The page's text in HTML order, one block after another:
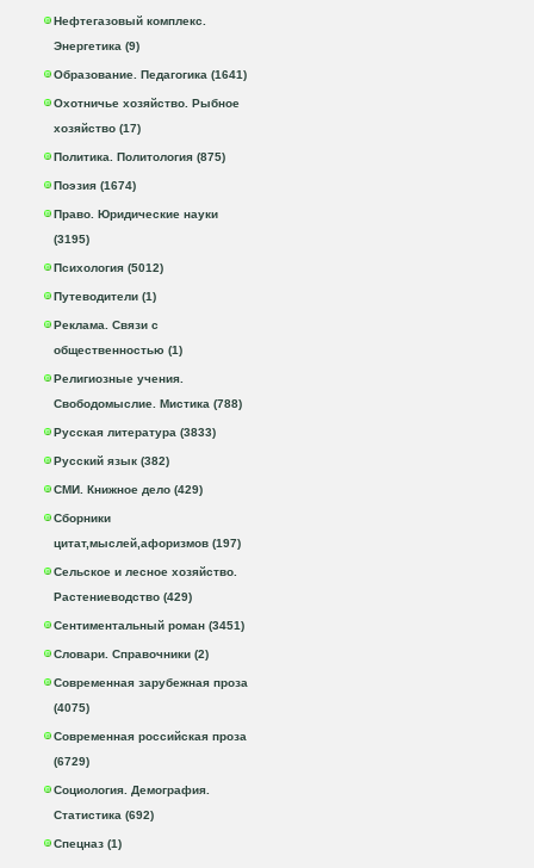
Нефтегазовый комплекс.
Энергетика (9)
Образование. Педагогика (1641)
Охотничье хозяйство. Рыбное
хозяйство (17)
Политика. Политология (875)
Поэзия (1674)
Право. Юридические науки
(3195)
Психология (5012)
Путеводители (1)
Реклама. Связи с
общественностью (1)
Религиозные учения.
Свободомыслие. Мистика (788)
Русская литература (3833)
Русский язык (382)
СМИ. Книжное дело (429)
Сборники
цитат,мыслей,афоризмов (197)
Сельское и лесное хозяйство.
Растениеводство (429)
Сентиментальный роман (3451)
Словари. Справочники (2)
Современная зарубежная проза
(4075)
Современная российская проза
(6729)
Социология. Демография.
Статистика (692)
Спецназ (1)